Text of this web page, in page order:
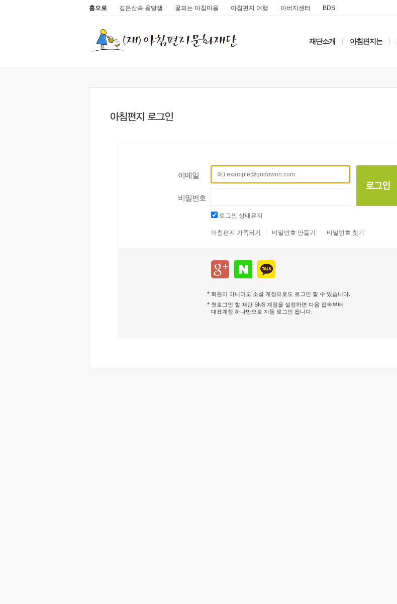
홈으로 깊은산속 옹달샘 꽃피는 아침마을 아침편지 여행 아버지센터 BDS
재단소개 아침편지는
이메일
비밀번호
로그인 상태유지
아침편지 가족되기 비밀번호 만들기 비밀번호 찾기
회원이 아니어도 소셜 계정으로도 로그인 할 수 있습니다.
첫로그인 할 때만 SNS 계정을 설정하면 다음 접속부터
대표계정 하나만으로 자동 로그인 됩니다